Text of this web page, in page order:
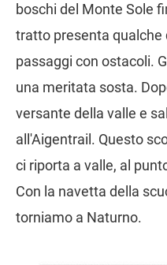
boschi del Monte Sole
tratto presenta qualche
passaggi con ostacoli.
una meritata sosta.
versante della valle e
all'Aigentrail. Questo
ci riporta a valle, al
Con la navetta della
torniamo a Naturno.